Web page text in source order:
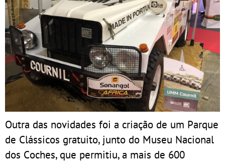
Outra das novidades foi a criação de um Parque
de Clássicos gratuito, junto do Museu Nacional
dos Coches, que permitiu, a mais de 600